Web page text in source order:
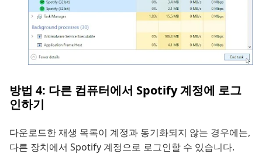
방법 4: 다른 컴퓨터에서 Spotify 계정에 로그
인하기
다운로드한 재생 목록이 계정과 동기화되지 않는 경우에는,
다른 장치에서 Spotify 계정으로 로그인할 수 있습니다.